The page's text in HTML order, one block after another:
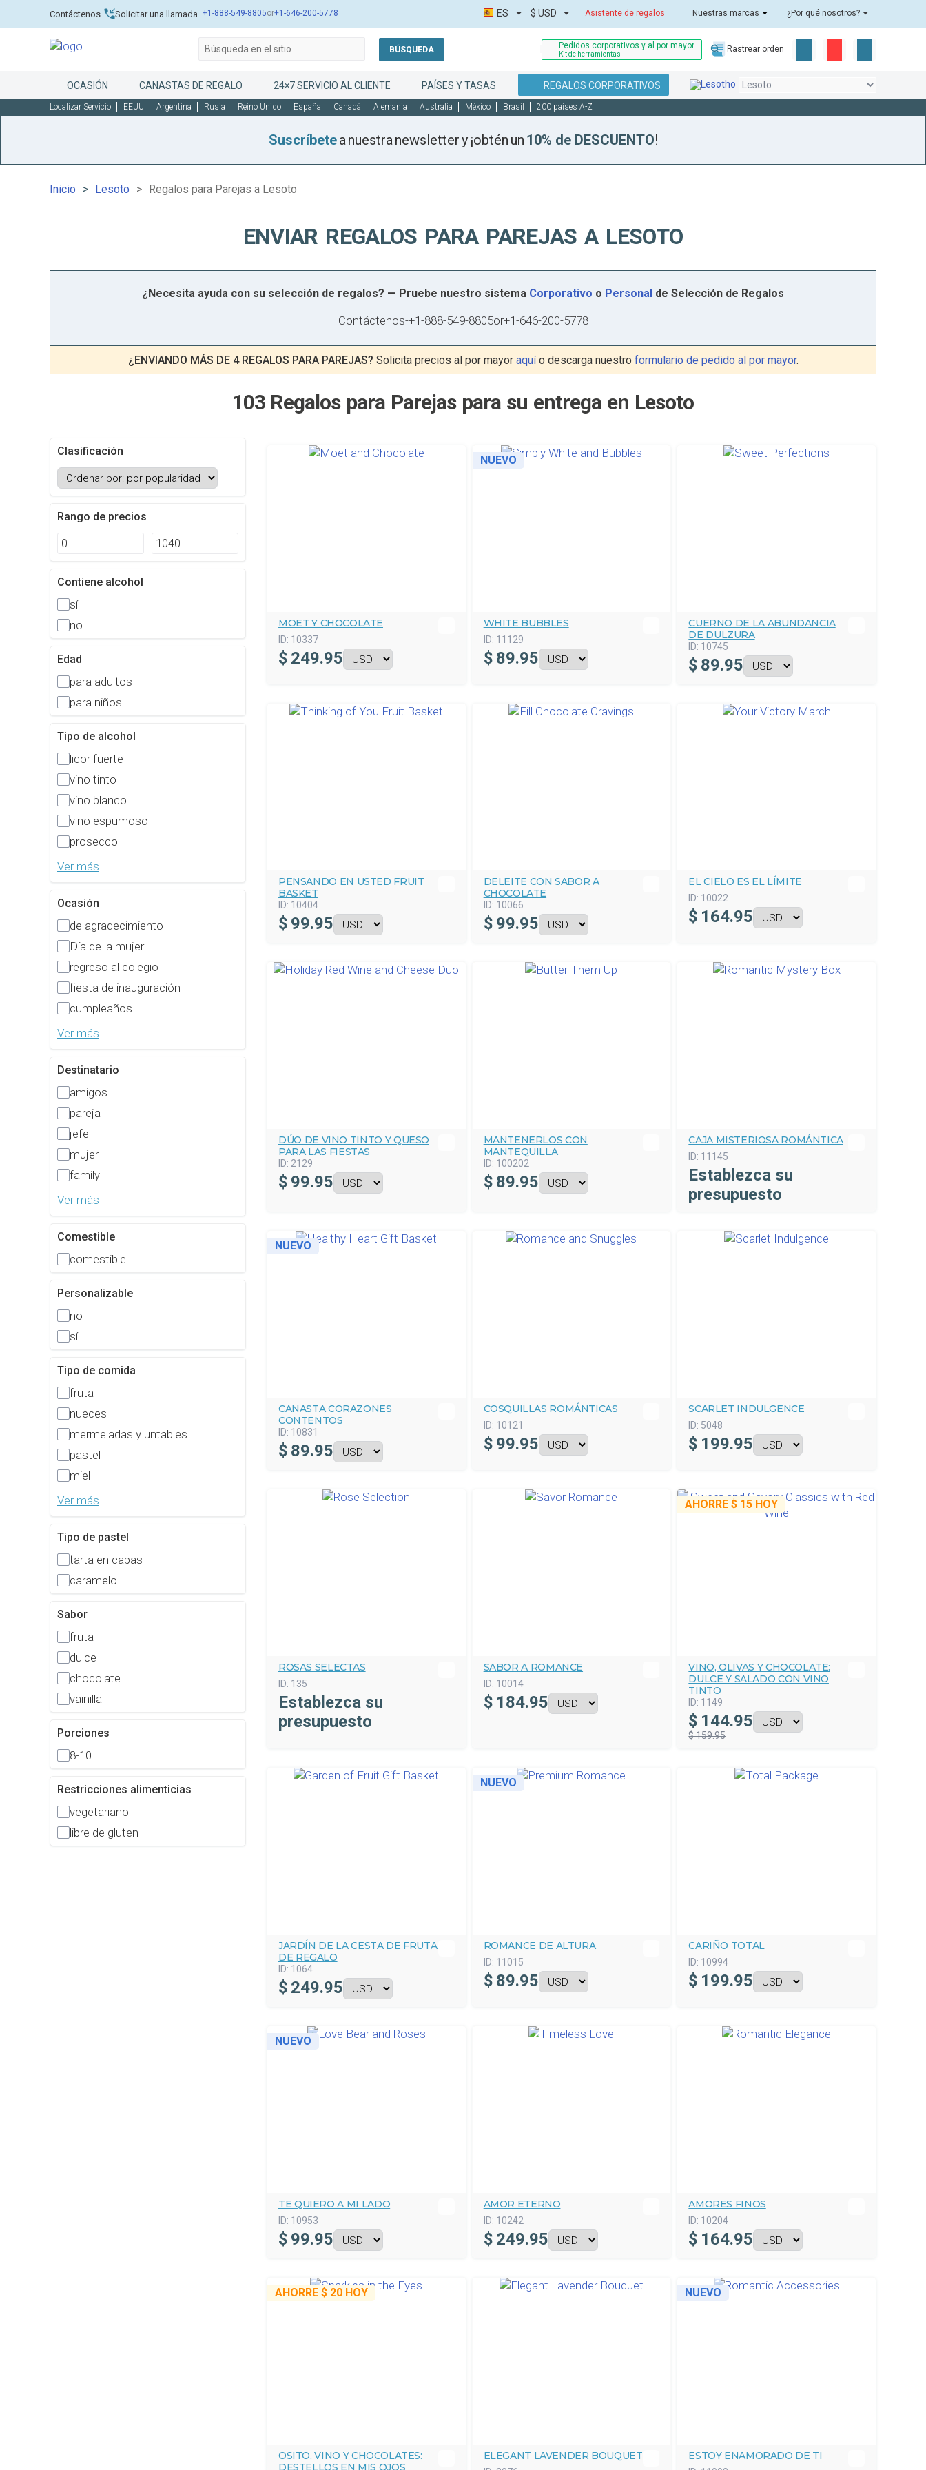
Contáctenos Solicitar una llamada +1-888-549-8805or+1-646-200-5778 Asistente de regalos Nuestras marcas ¿Por qué nosotros?
ES $ USD
BÚSQUEDA Pedidos corporativos y al por mayor
Kit de herramientas
Rastrear orden
OCASIÓN CANASTAS DE REGALO 24×7 SERVICIO AL CLIENTE PAÍSES Y TASAS REGALOS CORPORATIVOS
Localizar Servicio EEUU Argentina Rusia Reino Unido España Canadá Alemania Australia México Brasil 200 países A-Z
Suscríbetea nuestra newsletter y ¡obtén un 10% de DESCUENTO!
Inicio Lesoto Regalos para Parejas a Lesoto
ENVIAR REGALOS PARA PAREJAS A LESOTO
¿Necesita ayuda con su selección de regalos? — Pruebe nuestro sistema Corporativo o Personal de Selección de Regalos
Contáctenos-+1-888-549-8805or+1-646-200-5778
¿ENVIANDO MÁS DE 4 REGALOS PARA PAREJAS? Solicita precios al por mayor aquío descarga nuestro formulario de pedido al por mayor.
103 Regalos para Parejas para su entrega en Lesoto
Clasificación
Rango de precios
Contiene alcohol
sí
no
Edad
para adultos
para niños
Tipo de alcohol
licor fuerte
vino tinto
vino blanco
vino espumoso
prosecco
Ver más
Ocasión
de agradecimiento
Día de la mujer
regreso al colegio
fiesta de inauguración
cumpleaños
Ver más
Destinatario
amigos
pareja
jefe
mujer
family
Ver más
Comestible
comestible
Personalizable
no
sí
Tipo de comida
fruta
nueces
mermeladas y untables
pastel
miel
Ver más
Tipo de pastel
tarta en capas
caramelo
Sabor
fruta
dulce
chocolate
vainilla
Porciones
8-10
Restricciones alimenticias
vegetariano
libre de gluten
MOET Y CHOCOLATE
ID: 10337
$ 249.95
NUEVO
WHITE BUBBLES
ID: 11129
$ 89.95
CUERNO DE LA ABUNDANCIA
DE DULZURA
ID: 10745
$ 89.95
PENSANDO EN USTED FRUIT
BASKET
ID: 10404
$ 99.95
DELEITE CON SABOR A
CHOCOLATE
ID: 10066
$ 99.95
EL CIELO ES EL LÍMITE
ID: 10022
$ 164.95
DÚO DE VINO TINTO Y QUESO
PARA LAS FIESTAS
ID: 2129
$ 99.95
MANTENERLOS CON
MANTEQUILLA
ID: 100202
$ 89.95
CAJA MISTERIOSA ROMÁNTICA
ID: 11145
Establezca su
presupuesto
NUEVO
CANASTA CORAZONES
CONTENTOS
ID: 10831
$ 89.95
COSQUILLAS ROMÁNTICAS
ID: 10121
$ 99.95
SCARLET INDULGENCE
ID: 5048
$ 199.95
ROSAS SELECTAS
ID: 135
Establezca su
presupuesto
SABOR A ROMANCE
ID: 10014
$ 184.95
AHORRE$ 15 HOY
VINO, OLIVAS Y CHOCOLATE:
DULCE Y SALADO CON VINO
TINTO
ID: 1149
$ 144.95
$ 159.95
JARDÍN DE LA CESTA DE FRUTA
DE REGALO
ID: 1064
$ 249.95
NUEVO
ROMANCE DE ALTURA
ID: 11015
$ 89.95
CARIÑO TOTAL
ID: 10994
$ 199.95
NUEVO
TE QUIERO A MI LADO
ID: 10953
$ 99.95
AMOR ETERNO
ID: 10242
$ 249.95
AMORES FINOS
ID: 10204
$ 164.95
AHORRE $ 20 HOY
OSITO, VINO Y CHOCOLATES:
DESTELLOS EN MIS OJOS
ELEGANT LAVENDER BOUQUET
NUEVO
ESTOY ENAMORADO DE TI